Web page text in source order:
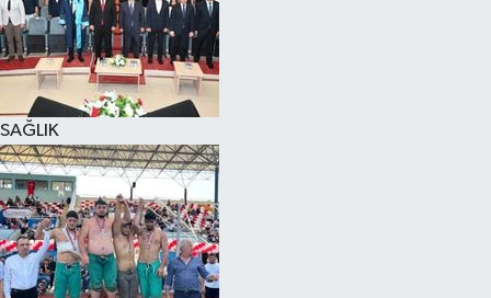
SAĞLIK
KÜLTÜR SANAT
MAGAZİN
SAĞLIK
SİYASET
SPOR